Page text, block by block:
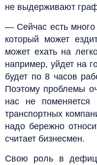
не выдерживают
— Сейчас есть много
который может
может ехать на
например, уйдет на
будет по 8 часов
Поэтому проблемы
нас не поменяется
транспортных
надо бережно
считает бизнесмен.
Свою роль в